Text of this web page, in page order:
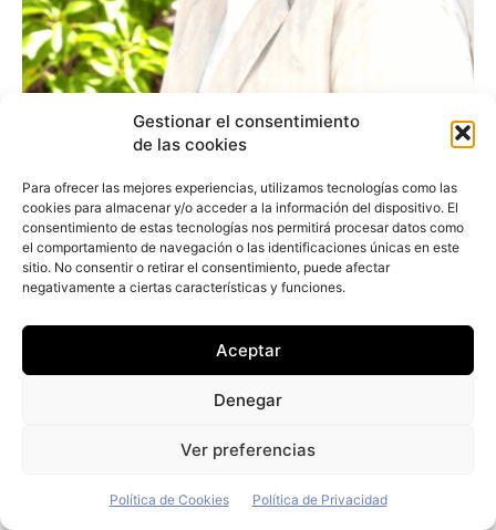
Gestionar el consentimiento
de las cookies
Para ofrecer las mejores experiencias, utilizamos tecnologías como las
cookies para almacenar y/o acceder a la información del dispositivo. El
consentimiento de estas tecnologías nos permitirá procesar datos como
el comportamiento de navegación o las identificaciones únicas en este
sitio. No consentir o retirar el consentimiento, puede afectar
negativamente a ciertas características y funciones.
Aceptar
Denegar
Ver preferencias
Política de Cookies Política de Privacidad
Alicia Benavent (Pascual): «Tenemos la
sostenibilidad integrada en nuestro ADN»
Juan Arús - 12 de julio de 2026